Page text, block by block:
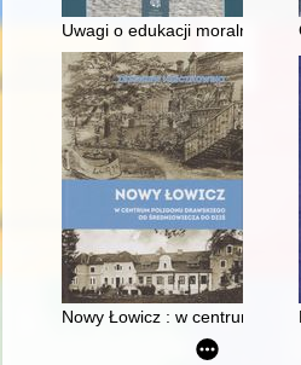
Uwagi o edukacji moralnej
Nowy Łowicz : w centrum